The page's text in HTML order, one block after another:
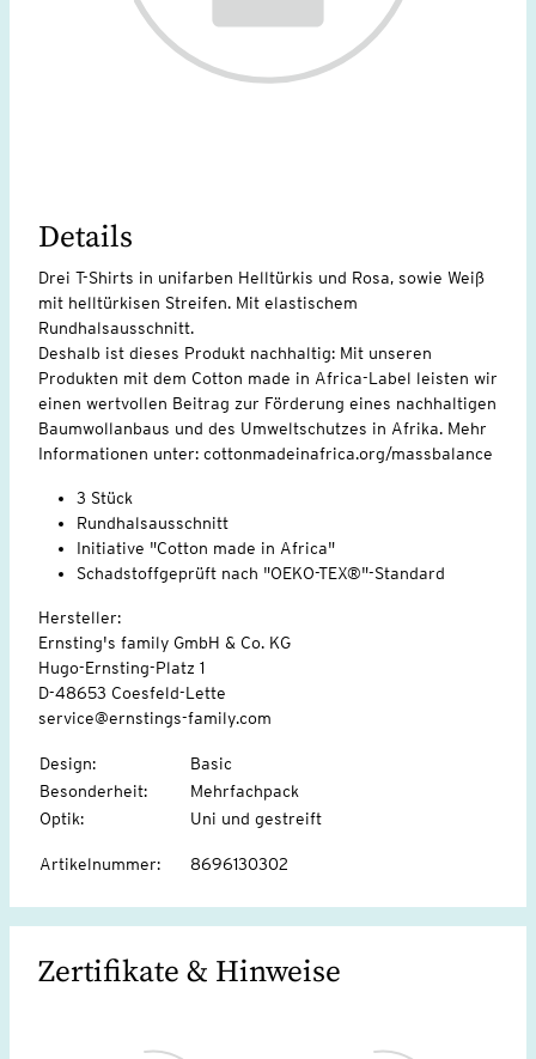
Details
Drei T-Shirts in unifarben Helltürkis und Rosa, sowie Weiß
mit helltürkisen Streifen. Mit elastischem
Rundhalsausschnitt.
Deshalb ist dieses Produkt nachhaltig: Mit unseren
Produkten mit dem Cotton made in Africa-Label leisten wir
einen wertvollen Beitrag zur Förderung eines nachhaltigen
Baumwollanbaus und des Umweltschutzes in Afrika. Mehr
Informationen unter: cottonmadeinafrica.org/massbalance
3 Stück
Rundhalsausschnitt
Initiative "Cotton made in Africa"
Schadstoffgeprüft nach "OEKO-TEX®"-Standard
Hersteller:
Ernsting's family GmbH & Co. KG
Hugo-Ernsting-Platz 1
D-48653 Coesfeld-Lette
service@ernstings-family.com
Design:
Basic
Besonderheit:
Mehrfachpack
Optik: Uni und gestreift
Artikelnummer: 8696130302
Zertifikate & Hinweise